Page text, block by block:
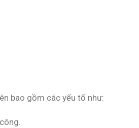
bao gồm các yếu tố như: